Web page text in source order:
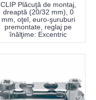
CLIP Plăcuţă de montaj,
dreaptă (20/32 mm), 0
mm, oţel, euro-şuruburi
premontate, reglaj pe
înălţime: Excentric